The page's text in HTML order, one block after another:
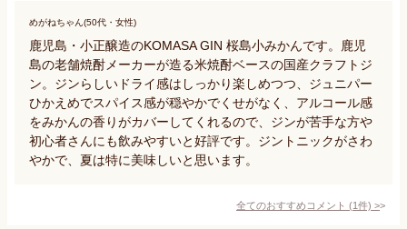
めがねちゃん(50代・女性)
鹿児島・小正醸造のKOMASA GIN 桜島小みかんです。鹿児
島の老舗焼酎メーカーが造る米焼酎ベースの国産クラフトジ
ン。ジンらしいドライ感はしっかり楽しめつつ、ジュニパー
ひかえめでスパイス感が穏やかでくせがなく、アルコール感
をみかんの香りがカバーしてくれるので、ジンが苦手な方や
初心者さんにも飲みやすいと好評です。ジントニックがさわ
やかで、夏は特に美味しいと思います。
全てのおすすめコメント (1件) >